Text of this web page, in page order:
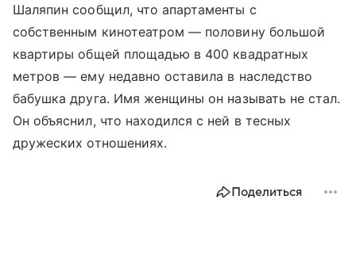
Шаляпин сообщил, что апартаменты с
собственным кинотеатром — половину большой
квартиры общей площадью в 400 квадратных
метров — ему недавно оставила в наследство
бабушка друга. Имя женщины он называть не стал.
Он объяснил, что находился с ней в тесных
дружеских отношениях.
Поделиться